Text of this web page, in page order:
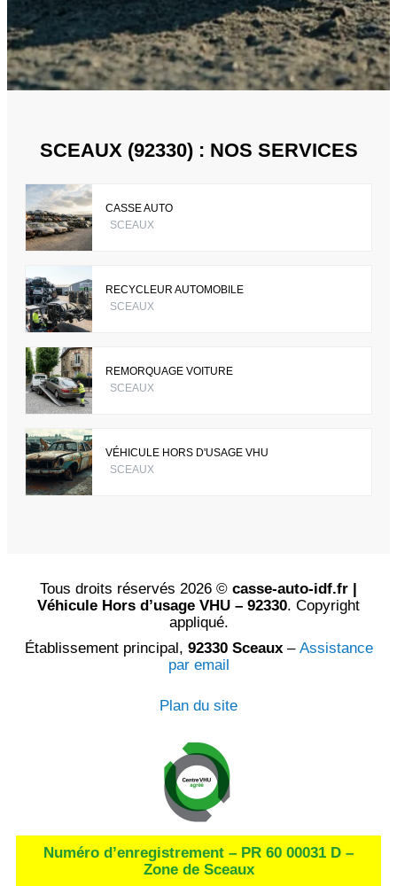
SCEAUX (92330) : NOS SERVICES
CASSE AUTO
SCEAUX
RECYCLEUR AUTOMOBILE
SCEAUX
REMORQUAGE VOITURE
SCEAUX
VÉHICULE HORS D'USAGE VHU
SCEAUX
Tous droits réservés 2026 © casse-auto-idf.fr |
Véhicule Hors d’usage VHU – 92330. Copyright
appliqué.
Établissement principal, 92330 Sceaux– Assistance
par email
Plan du site
Numéro d’enregistrement – PR 60 00031 D –
Zone de Sceaux